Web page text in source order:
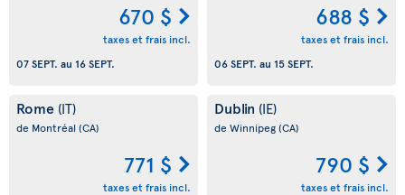
670 $
taxes et frais incl.
07 SEPT. au 16 SEPT.
688 $
taxes et frais incl.
06 SEPT. au 15 SEPT.
Rome (IT)
de Montréal (CA)
771 $
taxes et frais incl.
Dublin (IE)
de Winnipeg(CA)
790 $
taxes et frais incl.